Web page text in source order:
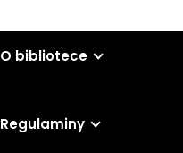
O bibliotece
Regulaminy